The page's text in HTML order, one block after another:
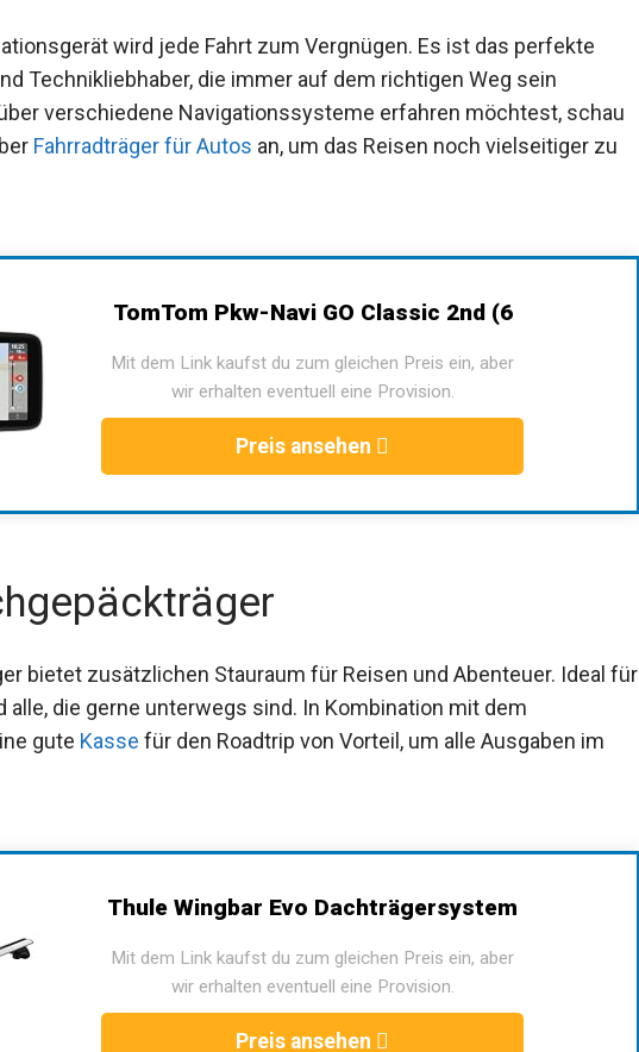
wird jede Fahrt zum Vergnügen. Es ist das perfekte
Technikliebhaber, die immer auf dem richtigen Weg sein
verschiedene Navigationssysteme erfahren möchtest, schau
Fahrradträger für Autos an, um das Reisen noch vielseitiger zu
TomTom Pkw-Navi GO Classic 2nd (6
Mit dem Link kaufst du zum gleichen Preis ein, aber
wir erhalten eventuell eine Provision.
Preis ansehen
bietet zusätzlichen Stauraum für Reisen und Abenteuer. Ideal für
alle, die gerne unterwegs sind. In Kombination mit dem
gute Kasse für den Roadtrip von Vorteil, um alle Ausgaben im
Thule Wingbar Evo Dachträgersystem
Mit dem Link kaufst du zum gleichen Preis ein, aber
wir erhalten eventuell eine Provision.
Preis ansehen